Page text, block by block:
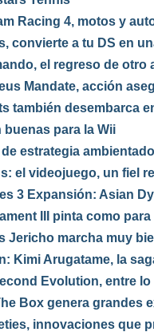
Racing 4, motos y
convierte a tu DS en
el regreso de otro
Mandate, acción
también desembarca
buenas para la Wii
estrategia
el videojuego, un fiel
3 Expansión: Asian
III pinta como
Jericho marcha muy
Kimi Arugatame, la
Evolution, entre
Box genera grandes
innovaciones que